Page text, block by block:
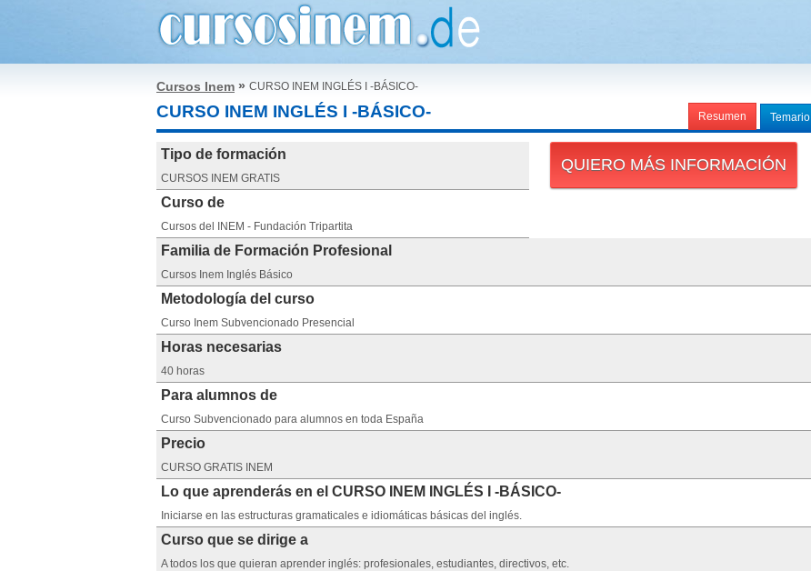
Cursos Inem » CURSO INEM INGLÉS I -BÁSICO-
Resumen Temario
CURSO INEM INGLÉS I -BÁSICO-
QUIERO MÁS INFORMACIÓN
Tipo de formación
CURSOS INEM GRATIS
Curso de
Cursos del INEM - Fundación Tripartita
Familia de Formación Profesional
Cursos Inem Inglés Básico
Metodología del curso
Curso Inem Subvencionado Presencial
Horas necesarias
40 horas
Para alumnos de
Curso Subvencionado para alumnos en toda España
Precio
CURSO GRATIS INEM
Lo que aprenderás en el CURSO INEM INGLÉS I -BÁSICO-
Iniciarse en las estructuras gramaticales e idiomáticas básicas del inglés.
Curso que se dirige a
A todos los que quieran aprender inglés: profesionales, estudiantes, directivos, etc.